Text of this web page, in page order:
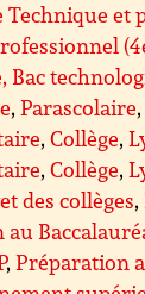
Technique et
Bac
,Parascolaire
,Collège,
,Collège,
des collèges,
au
,Préparation